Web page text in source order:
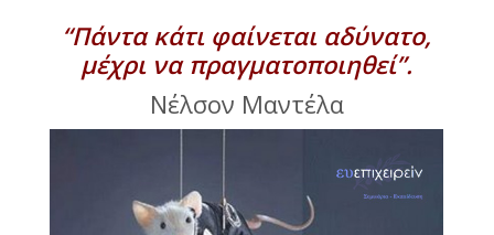
“Πάντα κάτι φαίνεται αδύνατο,
μέχρι να πραγματοποιηθεί”.
Νέλσον Μαντέλα